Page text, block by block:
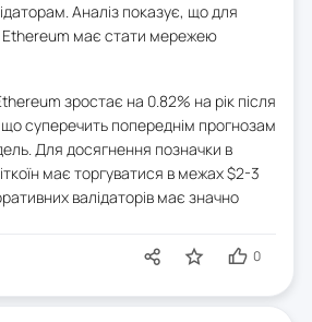
Аналіз показує, що для
Ethereum має стати мережею
зростає на 0.82% на рік після
суперечить попереднім прогнозам
Для досягнення позначки в
має торгуватися в межах $2-3
валідаторів має значно
0